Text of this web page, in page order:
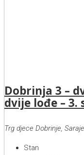
Dobrinja 3 –
dvije lođe – 3.
Trg djece Dobrinje,
Stan